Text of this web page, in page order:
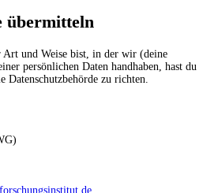
übermitteln
und Weise bist, in der wir (deine
persönlichen Daten handhaben, hast du
Datenschutzbehörde zu richten.